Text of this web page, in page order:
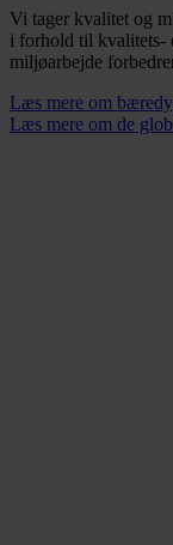
Vi tager kvalitet og
i forhold til kvalitets-
miljøarbejde
Læs mere om
Læs mere om de